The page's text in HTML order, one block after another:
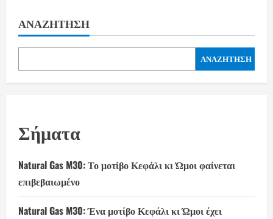
ΑΝΑΖΉΤΗΣΗ
ΑΝΑΖΉΤΗΣΗ
Σήματα
Natural Gas M30: Το μοτίβο Κεφάλι κι Ώμοι φαίνεται
επιβεβαιωμένο
Natural Gas M30: Ένα μοτίβο Κεφάλι κι Ώμοι έχει